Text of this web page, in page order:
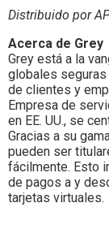
Distribuido por
Acerca de Grey
Grey está a la
globales
de clientes y
Empresa de
en EE. UU., se
Gracias a su
pueden ser
fácilmente. Esto
de pagos a y
tarjetas virtuales.